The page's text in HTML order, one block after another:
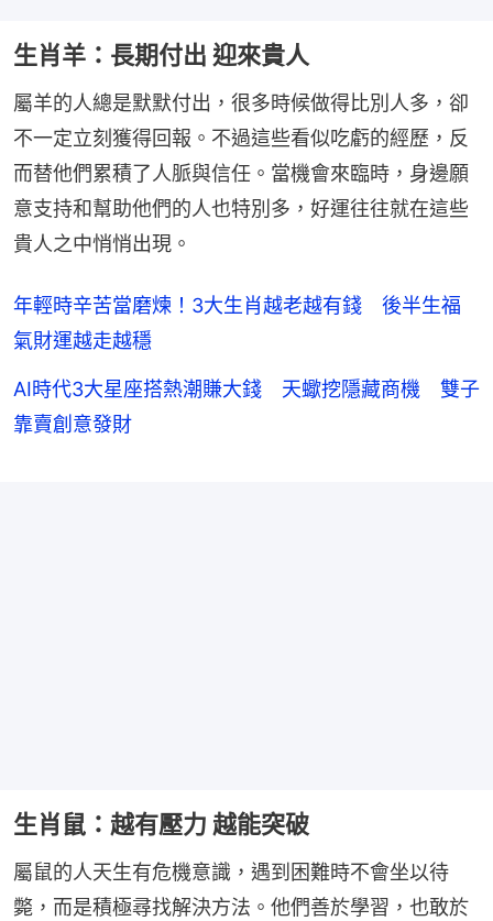
生肖羊：長期付出 迎來貴人
屬羊的人總是默默付出，很多時候做得比別人多，卻
不一定立刻獲得回報。不過這些看似吃虧的經歷，反
而替他們累積了人脈與信任。當機會來臨時，身邊願
意支持和幫助他們的人也特別多，好運往往就在這些
貴人之中悄悄出現。
年輕時辛苦當磨煉！3大生肖越老越有錢 後半生福
氣財運越走越穩
AI時代3大星座搭熱潮賺大錢 天蠍挖隱藏商機 雙子
靠賣創意發財
生肖鼠：越有壓力 越能突破
屬鼠的人天生有危機意識，遇到困難時不會坐以待
斃，而是積極尋找解決方法。他們善於學習，也敢於